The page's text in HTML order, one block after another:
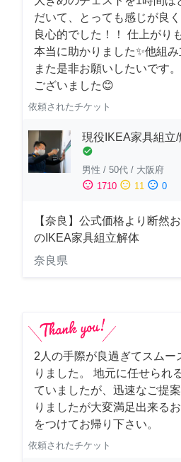
だいて、とっても感じが良
良心的でした！！ 仕上がり
本当に助かりました✨他組
また是非お願いしたいです
ございました😊
依頼されたチケット
現役IKEA家具組
check_circle
男性 / 50代 / 大阪府
sentiment_satisfied 1710 sentiment_neutral 11 sentiment_dissatisfied 0
【奈良】公式価格より断然
のIKEA家具組立解体
奈良県
2人の手際が良過ぎてスムー
りました。 地元に任せられ
ていましたが、迅速なご提
りましたが大変満足出来る
をつけてお帰り下さい。
依頼されたチケット